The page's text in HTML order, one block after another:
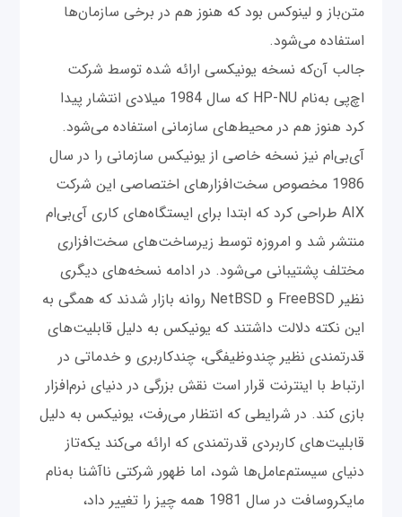
متن‌باز و لینوکس بود که هنوز هم در برخی سازمان‌ها
استفاده می‌شود.
جالب آن‌که نسخه یونیکسی ارائه شده توسط شرکت
اچ‌پی به‌نام HP-NU که سال 1984 میلادی انتشار پیدا
کرد هنوز هم در محیط‌های سازمانی استفاده می‌شود.
آی‌بی‌ام نیز نسخه خاصی از یونیکس سازمانی را در سال
1986 مخصوص سخت‌افزارهای اختصاصی این شرکت
AIX طراحی کرد که ابتدا برای ایستگاه‌های کاری آی‌بی‌ام
منتشر شد و امروزه توسط زیرساخت‌های سخت‌افزاری
مختلف پشتیبانی می‌شود. در ادامه نسخه‌های دیگری
نظیر FreeBSD و NetBSD روانه بازار شدند که همگی به
این نکته دلالت داشتند که یونیکس به دلیل قابلیت‌های
قدرتمندی نظیر چندوظیفگی، چندکاربری و خدماتی در
ارتباط با اینترنت قرار است نقش بزرگی در دنیای نرم‌افزار
بازی کند. در شرایطی که انتظار می‌رفت، یونیکس به دلیل
قابلیت‌های کاربردی قدرتمندی که ارائه می‌کند یکه‌تاز
دنیای سیستم‌عامل‌ها شود، اما ظهور شرکتی ناآشنا به‌نام
مایکروسافت در سال 1981 همه چیز را تغییر داد،